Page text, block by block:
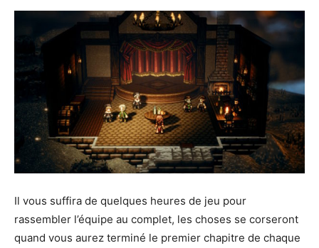
Il vous suffira de quelques heures de jeu pour
rassembler l’équipe au complet, les choses se corseront
quand vous aurez terminé le premier chapitre de chaque